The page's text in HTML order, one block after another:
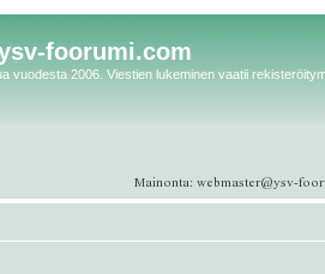
foorumi.com
vuodesta 2006. Viestien lukeminen vaatii